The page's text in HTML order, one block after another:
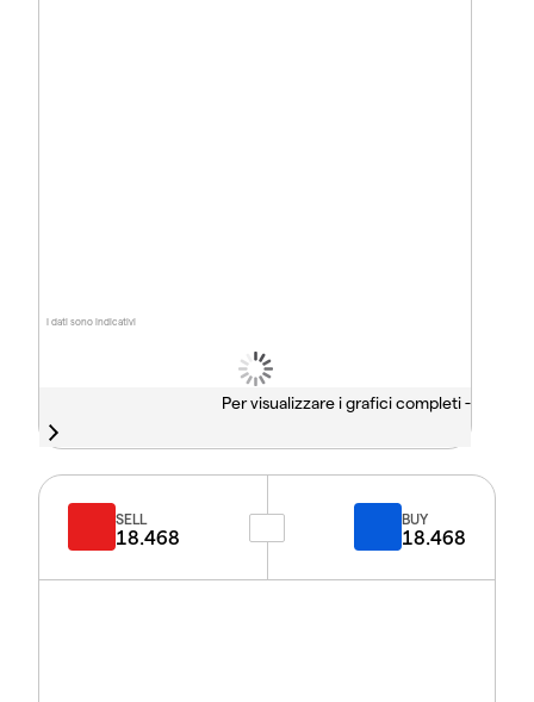
I dati sono indicativi
Per visualizzare i grafici completi -
SELL
18.468
BUY
18.468